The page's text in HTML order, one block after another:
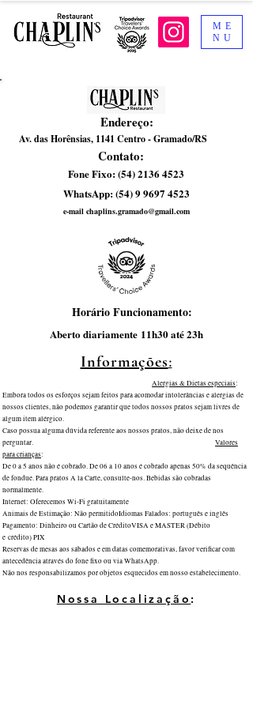
ME
NU
Endereço:
Av. das Horênsias, 1141 Centro - Gramado/RS
Contato:
Fone Fixo:(54) 2136 4523
WhatsApp:(54) 9 9697 4523
e-mail chaplins.gramado@gmail.com
Horário Funcionamento:
Aberto diariamente 11h30 até 23h
Informações:
Alergias & Dietas especiais:
Embora todos os esforços sejam feitos para acomodar intolerâncias e alergias de
nossos clientes, não podemos garantir que todos nossos pratos sejam livres de
algum item alérgico.
Caso possua alguma dúvida referente aos nossos pratos, não deixe de nos
perguntar.
Valores
para crianças:
De 0 a 5 anos não é cobrado. De 06 a 10 anos é cobrado apenas 50% da sequência
de fondue. Para pratos A la Carte, consulte-nos. Bebidas são cobradas
normalmente.
Internet: Oferecemos Wi-Fi gratuitamente
Animais de Estimação: Não permitidoIdiomas Falados: português e inglês
Pagamento: Dinheiro ou Cartão de CréditoVISA e MASTER (Débito
e crédito)PIX
Reservas de mesas aos sábados e em datas comemorativas, favor verificar com
antecedência através do fone fixo ou via WhatsApp.
Não nos responsabilizamos por objetos esquecidos em nosso estabelecimento.
Nossa Localização :